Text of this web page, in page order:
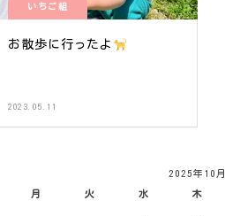
いちご組
お散歩に行ったよ
2023.05.11
2025年10月
月 火 水 木